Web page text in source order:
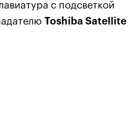
с подсветкой
Toshiba Satellite